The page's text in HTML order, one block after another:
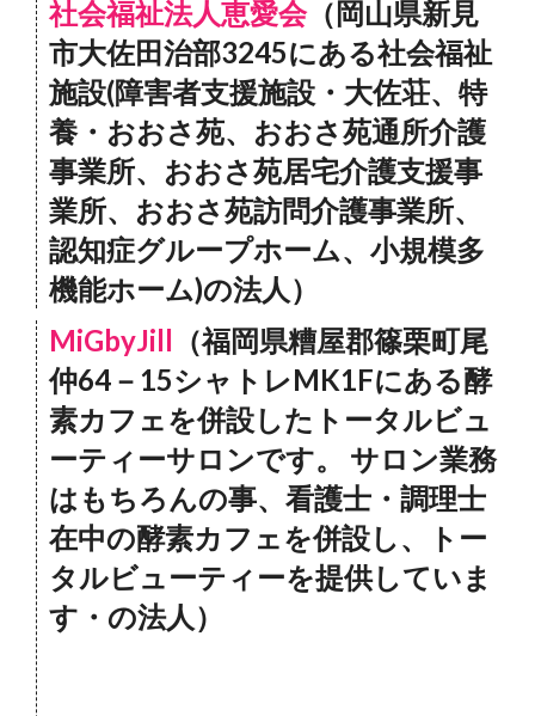
社会福祉法人恵愛会（岡山県新見
市大佐田治部3245にある社会福祉
施設(障害者支援施設・大佐荘、特
養・おおさ苑、おおさ苑通所介護
事業所、おおさ苑居宅介護支援事
業所、おおさ苑訪問介護事業所、
認知症グループホーム、小規模多
機能ホーム)の法人）
MiGbyJill （福岡県糟屋郡篠栗町尾
仲64－15シャトレMK1Fにある酵
素カフェを併設したトータルビュ
ーティーサロンです。 サロン業務
はもちろんの事、看護士・調理士
在中の酵素カフェを併設し、トー
タルビューティーを提供していま
す・の法人）